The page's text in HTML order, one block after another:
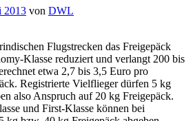
2013 von DWL
Flugstrecken das Freigepäck
Klasse reduziert und verlangt 200 bis
etwa 2,7 bis 3,5 Euro pro
Registrierte Vielflieger dürfen 5 kg
also Anspruch auf 20 kg Freigepäck.
und First-Klasse können bei